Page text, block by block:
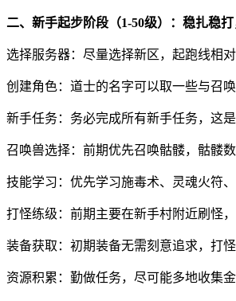
二、新手起步阶段（1-50级）：稳扎稳
选择服务器：尽量选择新区，起跑线相
创建角色：道士的名字可以取一些与召
新手任务：务必完成所有新手任务，这
召唤兽选择：前期优先召唤骷髅，骷髅
技能学习：优先学习施毒术、灵魂火符
打怪练级：前期主要在新手村附近刷怪
装备获取：初期装备无需刻意追求，打
资源积累：勤做任务，尽可能多地收集